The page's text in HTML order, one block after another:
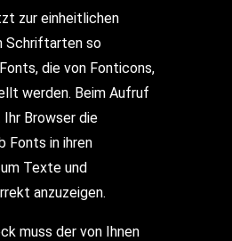
zur einheitlichen
Schriftarten so
die von Fonticons,
werden. Beim Aufruf
Browser die
Fonts in ihren
Texte und
anzuzeigen.
muss der von Ihnen